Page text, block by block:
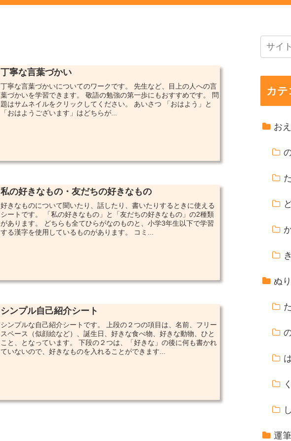
丁寧な言葉づかい
丁寧な言葉づかいについてのワークです。 先生など、目上の人への言
葉づかいを学習できます。 敬語の勉強の第一歩にもおすすめです。 問
題はサムネイルをクリックしてください。 あいさつ 「おはよう」と
「おはようございます」はどちらが...
私の好きなもの・友だちの好きなもの
好きなものについて聞いたり、話したり、書いたりするときに使える
シートです。 「私の好きなもの」と「友だちの好きなもの」の2種類
があります。 どちらも全てひらがなのものと、小学3年生以下で学習
する漢字を使用しているものがあります。 コミ...
シンプル自己紹介シート
シンプルな自己紹介シートです。 上段の２つの項目は、名前、フリー
スペース（似顔絵など）、誕生日、好きな食べ物、好きな動物、ひと
こと、となっています。 下段の２つは、「好きな」の後に何も書かれ
ていないので、好きなものを入れることができます...
カテ
お
ぬ
運